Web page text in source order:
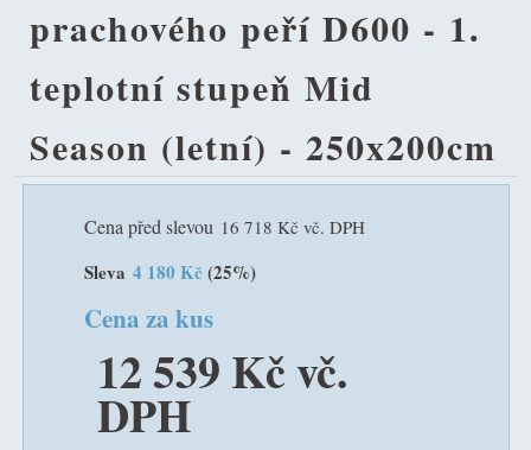
prachového peří D600 - 1.
teplotní stupeň Mid
Season (letní) - 250x200cm
Cena před slevou 16 718 Kč vč. DPH
Sleva 4 180 Kč (25%)
Cena za kus
12 539 Kč vč.
DPH